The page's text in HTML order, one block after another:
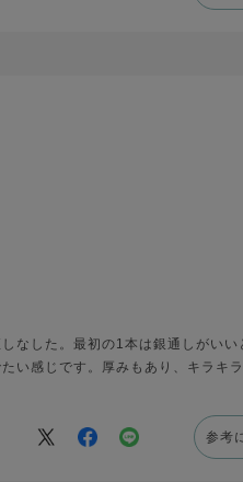
なした。最初の1本は銀通しがい
い感じです。厚みもあり、キラキ
参考